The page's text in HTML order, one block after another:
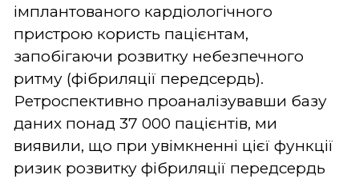
імплантованого кардіологічного
пристрою користь пацієнтам,
запобігаючи розвитку небезпечного
ритму (фібриляції передсердь).
Ретроспективно проаналізувавши базу
даних понад 37 000 пацієнтів, ми
виявили, що при увімкненні цієї функції
ризик розвитку фібриляції передсердь